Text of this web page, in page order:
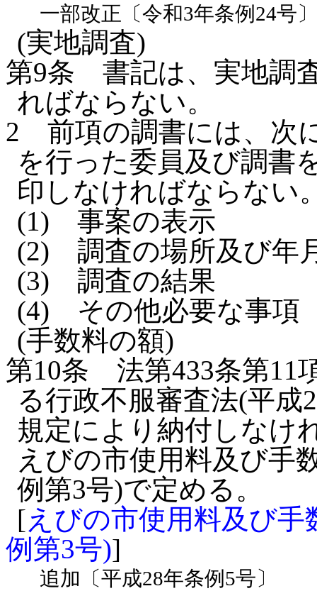
一部改正〔令和3年条例24号〕
(実地調査)
第9条 書記は、実地調
ればならない。
2 前項の調書には、次
を行った委員及び調書
印しなければならない
(1) 事案の表示
(2) 調査の場所及び年
(3) 調査の結果
(4) その他必要な事項
(手数料の額)
第10条 法第433条第11
る行政不服審査法(平成
規定により納付しなけ
えびの市使用料及び手
例第3号)で定める。
[えびの市使用料及び
例第3号)]
追加〔平成28年条例5号〕